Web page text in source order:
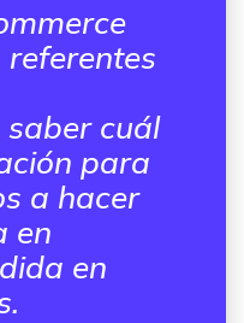
saber cuál
para
a hacer
en
en